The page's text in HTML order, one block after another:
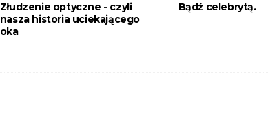
Złudzenie optyczne - czyli
nasza historia uciekającego
oka
Bądź celebrytą.